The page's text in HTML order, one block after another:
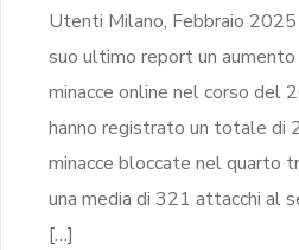
Utenti Milano, Febbraio
suo ultimo report un
minacce online nel corso del
hanno registrato un totale di
minacce bloccate nel quarto
una media di 321 attacchi al
[…]